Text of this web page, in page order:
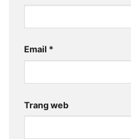
Email *
Trang web